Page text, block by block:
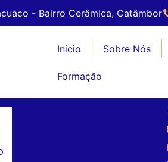
- Bairro Cerâmica, Catâmbor
Início Sobre Nós
Formação